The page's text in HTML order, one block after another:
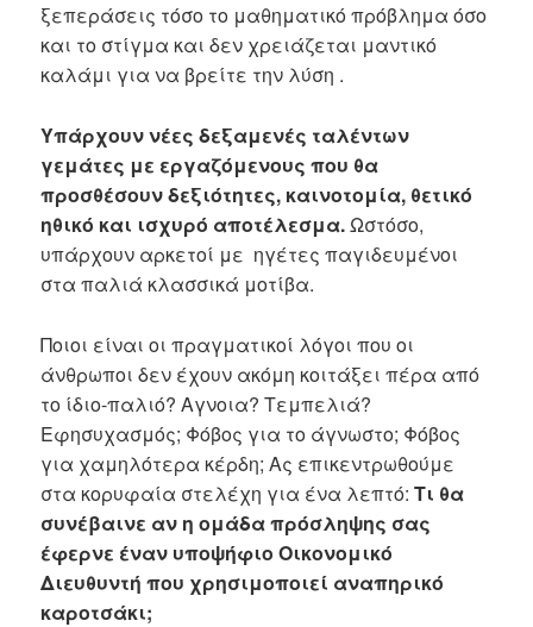
ξεπεράσεις τόσο το μαθηματικό πρόβλημα όσο
και το στίγμα και δεν χρειάζεται μαντικό
καλάμι για να βρείτε την λύση .
Υπάρχουν νέες δεξαμενές ταλέντων
γεμάτες με εργαζόμενους που θα
προσθέσουν δεξιότητες, καινοτομία, θετικό
ηθικό και ισχυρό αποτέλεσμα.Ωστόσο,
υπάρχουν αρκετοί με ηγέτες παγιδευμένοι
στα παλιά κλασσικά μοτίβα.
Ποιοι είναι οι πραγματικοί λόγοι που οι
άνθρωποι δεν έχουν ακόμη κοιτάξει πέρα ​​από
το ίδιο-παλιό? Αγνοια? Τεμπελιά?
Εφησυχασμός; Φόβος για το άγνωστο; Φόβος
για χαμηλότερα κέρδη; Ας επικεντρωθούμε
στα κορυφαία στελέχη για ένα λεπτό:Τι θα
συνέβαινε αν η ομάδα πρόσληψης σας
έφερνε έναν υποψήφιο Οικονομικό
Διευθυντή που χρησιμοποιεί αναπηρικό
καροτσάκι;